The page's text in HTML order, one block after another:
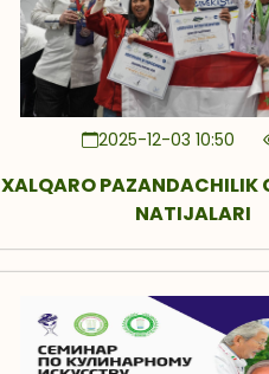
2025-12-03 10:50
XALQARO PAZANDACHILIK
NATIJALARI